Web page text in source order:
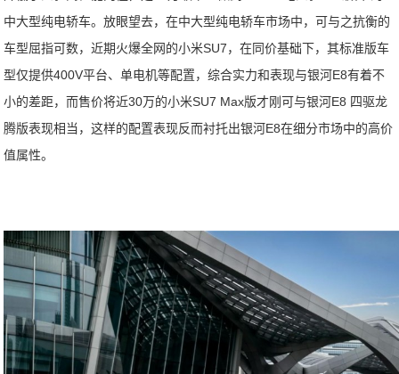
中大型纯电轿车。放眼望去，在中大型纯电轿车市场中，可与之抗衡的
车型屈指可数，近期火爆全网的小米SU7，在同价基础下，其标准版车
型仅提供400V平台、单电机等配置，综合实力和表现与银河E8有着不
小的差距，而售价将近30万的小米SU7 Max版才刚可与银河E8 四驱龙
腾版表现相当，这样的配置表现反而衬托出银河E8在细分市场中的高价
值属性。